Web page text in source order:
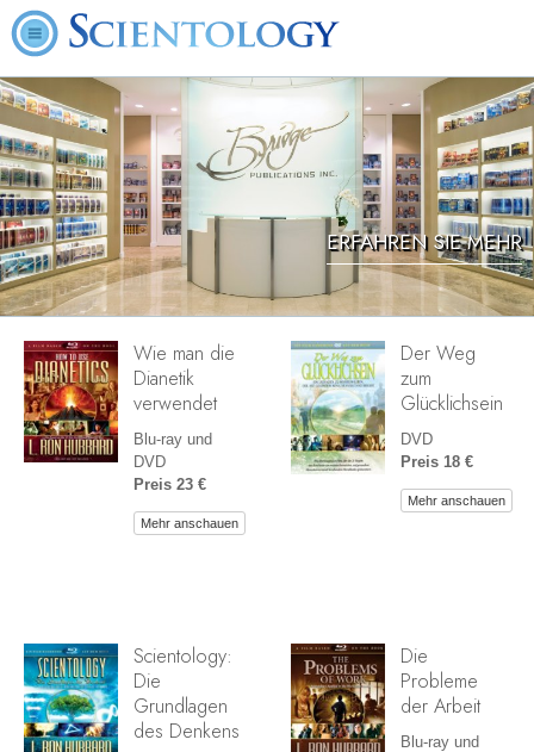
ERFAHREN SIE MEHR
Wie man die
Dianetik
verwendet
Blu-ray und
DVD
Preis 23 €
Mehr anschauen
Der Weg
zum
Glücklichsein
DVD
Preis 18 €
Mehr anschauen
Scientology:
Die
Grundlagen
des Denkens
Die
Probleme
der Arbeit
Blu-ray und